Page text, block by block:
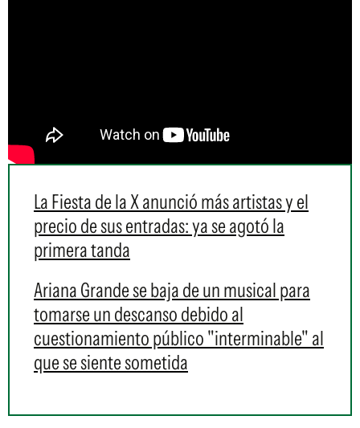
La Fiesta de la X anunció más artistas y el
precio de sus entradas: ya se agotó la
primera tanda
Ariana Grande se baja de un musical para
tomarse un descanso debido al
cuestionamiento público "interminable" al
que se siente sometida